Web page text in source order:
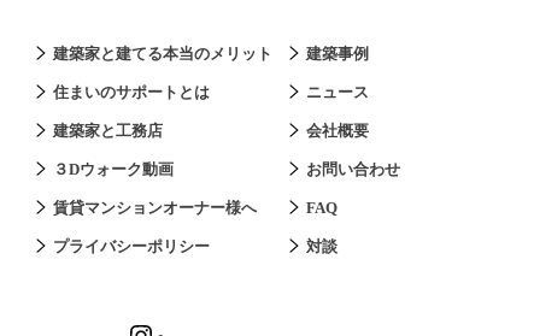
建築家と建てる本当のメリット 建築事例
住まいのサポートとは ニュース
建築家と工務店 会社概要
３Dウォーク動画 お問い合わせ
賃貸マンションオーナー様へ FAQ
プライバシーポリシー 対談